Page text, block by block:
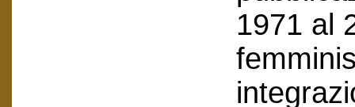
1971 al